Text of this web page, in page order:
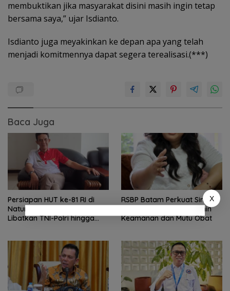
membuktikan jika masyarakat disini masih ingin tetap
bersama saya,” ujar Isdianto.
Isdianto juga meyakinkan ke depan apa yang telah
menjadi komitmennya dapat segera terealisasi.(***)
Baca Juga
Persiapan HUT ke-81 RI di
Natuna Sudah 80 Persen,
Libatkan TNI-Polri hingga
RSBP Batam Perkuat Sinergi
dengan BPOM demi Jamin
Keamanan dan Mutu Obat
X